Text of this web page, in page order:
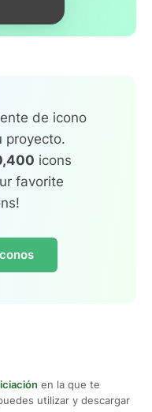
de icono
proyecto.
icons
favorite
en la que te
utilizar y descargar